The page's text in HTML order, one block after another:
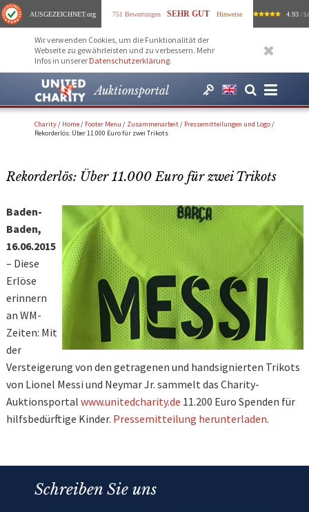
AUSGEZEICHNET.org 751 Bewertungen SEHR GUT Hinweise 4.93 /
Wir verwenden Cookies, um die Funktionalität der
Webseite zu gewährleisten und zu verbessern. Mehr
Infos in unserer Datenschutzerklärung.
Auktionsportal
Charity/ Home/ Footer Menu / Zusammenarbeit/ Pressemitteilungen und Logo/
Rekorderlös: Über 11.000 Euro für zwei Trikots
Rekorderlös: Über 11.000 Euro für zwei Trikots
Baden-
Baden,
16.06.2015
– Diese
Erlöse
erinnern
an WM-
Zeiten: Mit
der
Versteigerung von den getragenen und handsignierten Trikots
von Lionel Messi und Neymar Jr. sammelt das Charity-
Auktionsportal www.unitedcharity.de 11.200 Euro Spenden für
hilfsbedürftige Kinder. Pressemitteilung herunterladen.
Schreiben Sie uns